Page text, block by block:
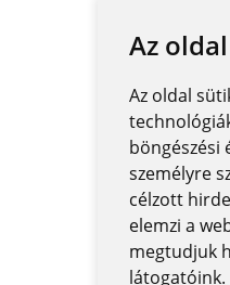
Az
Az oldal
böngészési
személyre
célzott
elemzi a
megtudjuk
látogatóink.
Hivatal
FNYF/419-
4/2023
Székhely:
1122
Budapest,
Városmajor
utca 12-14.